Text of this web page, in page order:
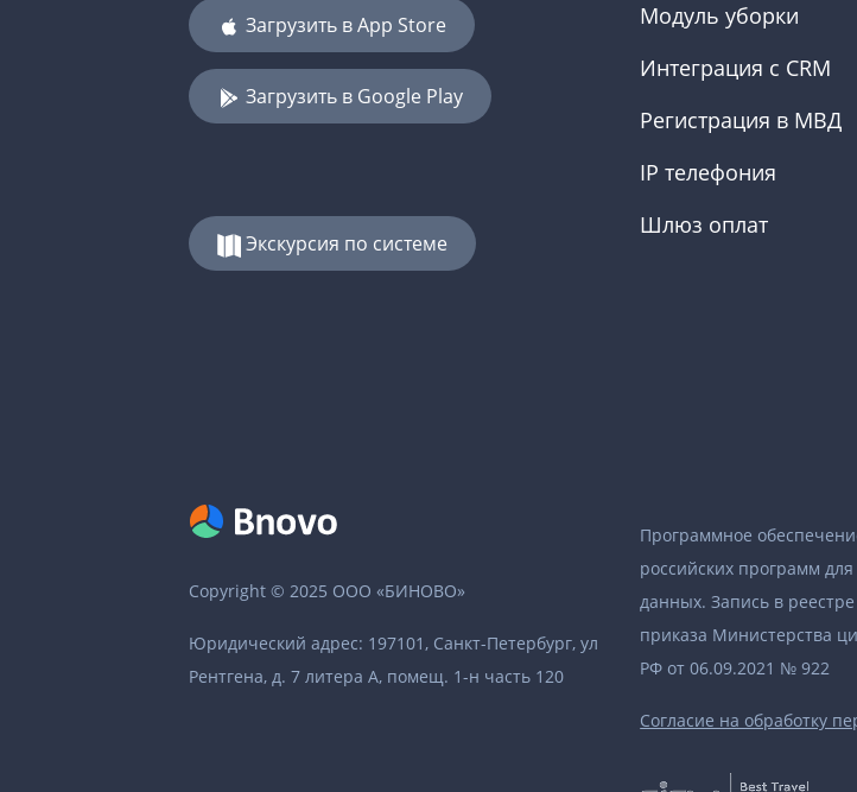
Загрузить в App Store
Загрузить в Google Play
Экскурсия по системе
Модуль уборки
Интеграция с CRM
Регистрация в МВД
IP телефония
Шлюз оплат
Copyright © 2025 ООО «БИНОВО»
Юридический адрес: 197101, Санкт-Петербург, ул
Рентгена, д. 7 литера А, помещ. 1-н часть 120
Программное
российских программ
данных. Запись в
приказа Министерства
РФ от 06.09.2021 № 922
Согласие на обработку